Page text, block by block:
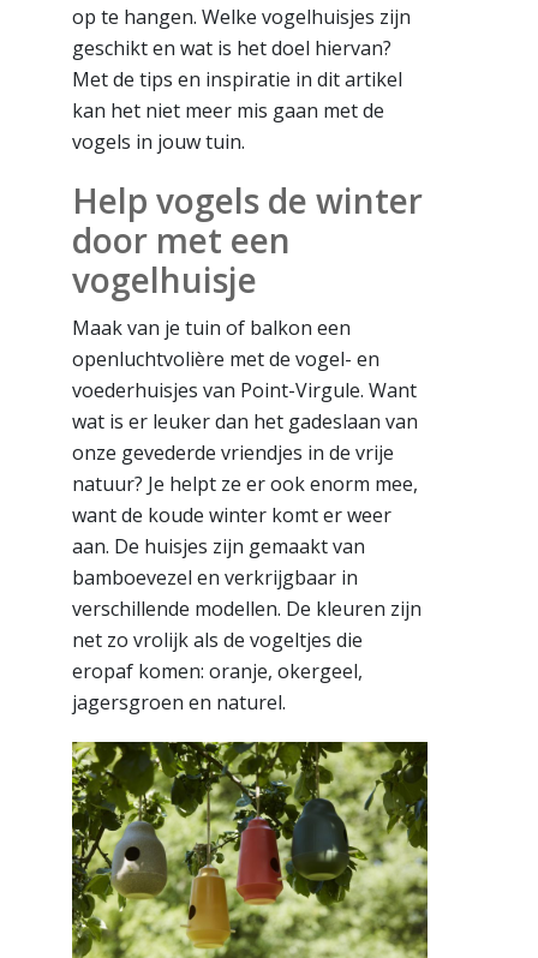
op te hangen. Welke vogelhuisjes zijn
geschikt en wat is het doel hiervan?
Met de tips en inspiratie in dit artikel
kan het niet meer mis gaan met de
vogels in jouw tuin.
Help vogels de winter
door met een
vogelhuisje
Maak van je tuin of balkon een
openluchtvolière met de vogel- en
voederhuisjes van Point-Virgule. Want
wat is er leuker dan het gadeslaan van
onze gevederde vriendjes in de vrije
natuur? Je helpt ze er ook enorm mee,
want de koude winter komt er weer
aan. De huisjes zijn gemaakt van
bamboevezel en verkrijgbaar in
verschillende modellen. De kleuren zijn
net zo vrolijk als de vogeltjes die
eropaf komen: oranje, okergeel,
jagersgroen en naturel.